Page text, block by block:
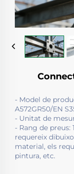
- Model de
A572GR50/EN
- Unitat de
- Rang de
requereix
material, els
pintura, etc.